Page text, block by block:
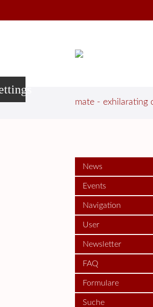
mate - exhilarating
News
Events
Navigation
User
Newsletter
FAQ
Formulare
Suche